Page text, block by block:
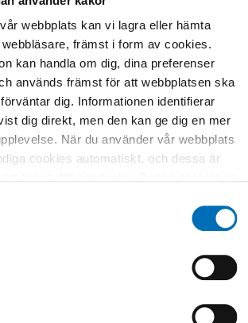
webbplats kan vi lagra eller hämta
främst i form av cookies.
kan handla om dig, dina preferenser
används främst för att webbplatsen ska
dig. Informationen identifierar
dig direkt, men den kan ge dig en mer
När du använder vår webbplats
cookies automatiskt, och dessa är
respekterar din integritet, och du kan
cookies (statistiska, preferens,
och oklassificerade) du vill acceptera.
kategorirubrikerna för att ta reda på mer
kan påverka din upplevelse av
of cannabis-related problems
countries